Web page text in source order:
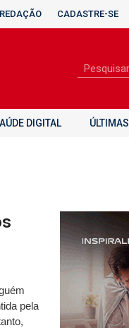
REDAÇÃO CADASTRE-SE
DIGITAL ÚLTIMAS
pela